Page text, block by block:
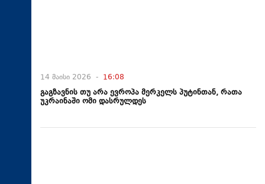
14 მაისი 2026 - 16:08
გაგზავნის თუ არა ევროპა მერკელს პუტინთან, რათა
უკრაინაში ომი დასრულდეს